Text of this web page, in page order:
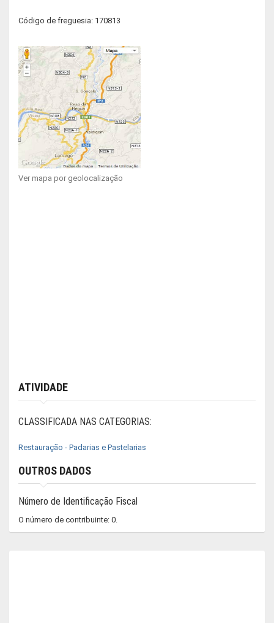
Código de freguesia: 170813
Ver mapa por geolocalização
ATIVIDADE
CLASSIFICADA NAS CATEGORIAS:
Restauração - Padarias e Pastelarias
OUTROS DADOS
Número de Identificação Fiscal
O número de contribuinte: 0.